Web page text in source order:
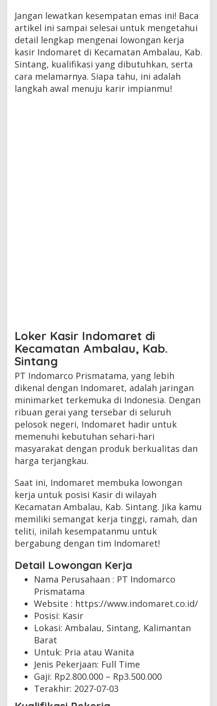
Jangan lewatkan kesempatan emas ini! Baca
artikel ini sampai selesai untuk mengetahui
detail lengkap mengenai lowongan kerja
kasir Indomaret di Kecamatan Ambalau, Kab.
Sintang, kualifikasi yang dibutuhkan, serta
cara melamarnya. Siapa tahu, ini adalah
langkah awal menuju karir impianmu!
Loker Kasir Indomaret di
Kecamatan Ambalau, Kab.
Sintang
PT Indomarco Prismatama, yang lebih
dikenal dengan Indomaret, adalah jaringan
minimarket terkemuka di Indonesia. Dengan
ribuan gerai yang tersebar di seluruh
pelosok negeri, Indomaret hadir untuk
memenuhi kebutuhan sehari-hari
masyarakat dengan produk berkualitas dan
harga terjangkau.
Saat ini, Indomaret membuka lowongan
kerja untuk posisi Kasir di wilayah
Kecamatan Ambalau, Kab. Sintang. Jika kamu
memiliki semangat kerja tinggi, ramah, dan
teliti, inilah kesempatanmu untuk
bergabung dengan tim Indomaret!
Detail Lowongan Kerja
Nama Perusahaan : PT Indomarco
Prismatama
Website : https://www.indomaret.co.id/
Posisi: Kasir
Lokasi: Ambalau, Sintang, Kalimantan
Barat
Untuk: Pria atau Wanita
Jenis Pekerjaan: Full Time
Gaji: Rp2.800.000 – Rp3.500.000
Terakhir: 2027-07-03